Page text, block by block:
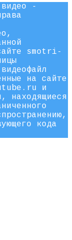
-
smotri-
на сайте
и
находящиеся
кода